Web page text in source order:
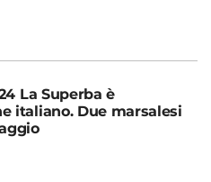
La Superba è
italiano. Due marsalesi